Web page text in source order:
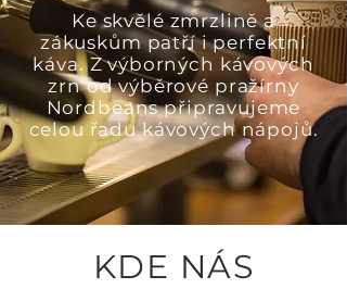
Ke skvělé zmrzlině a
zákuskům patří i perfektní
káva. Z výborných kávových
zrn od výběrové pražírny
Nordbeans připravujeme
celou řadu kávových nápojů.
KDE NÁS